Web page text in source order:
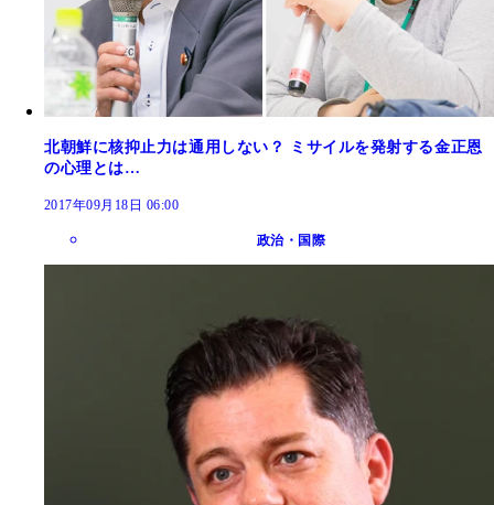
北朝鮮に核抑止力は通用しない？ ミサイルを発射する金正恩
の心理とは…
2017年09月18日 06:00
政治・国際